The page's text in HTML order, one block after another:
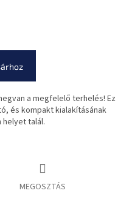
a megfelelő terhelés! Ez
és kompakt kialakításának
talál.
MEGOSZTÁS